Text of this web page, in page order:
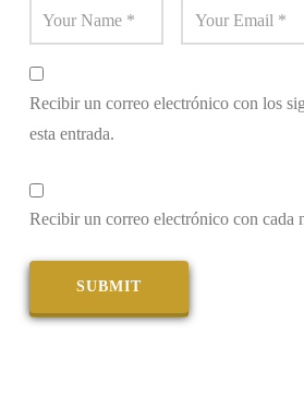
Recibir un correo electrónico con los
esta entrada.
Recibir un correo electrónico con cada